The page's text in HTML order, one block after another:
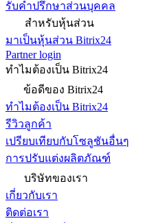
รับคำปรึกษาส่วนบุคคล
สำหรับหุ้นส่วน
มาเป็นหุ้นส่วน Bitrix24
Partner login
ทำไมต้องเป็น Bitrix24
ข้อดีของ Bitrix24
ทำไมต้องเป็น Bitrix24
รีวิวลูกค้า
เปรียบเทียบกับโซลูชันอื่นๆ
การปรับแต่งผลิตภัณฑ์
บริษัทของเรา
เกี่ยวกับเรา
ติดต่อเรา